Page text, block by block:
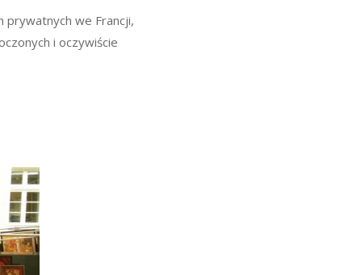
prywatnych we Francji,
i oczywiście